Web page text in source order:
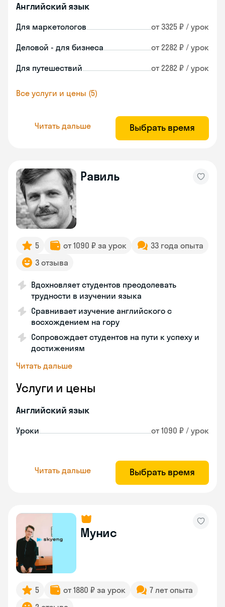
Английский язык
Для маркетологов от 3325 ₽ / урок
Деловой - для бизнеса от 2282 ₽ / урок
Для путешествий от 2282 ₽ / урок
Все услуги и цены (5)
Читать дальше Выбрать время
Равиль
5 от 1090 ₽ за урок
33 года опыта
3 отзыва
Вдохновляет студентов преодолевать
трудности в изучении языка
Сравнивает изучение английского с
восхождением на гору
Сопровождает студентов на пути к успеху и
достижениям
Читать дальше
Услуги и цены
Английский язык
Уроки от 1090 ₽ / урок
Читать дальше Выбрать время
Мунис
5 от 1880 ₽ за урок
7 лет опыта